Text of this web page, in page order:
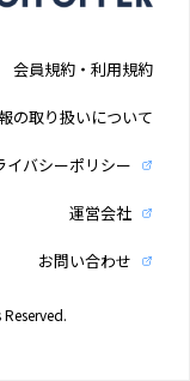
会員規約・利用規約
の取り扱いについて
イバシーポリシー
運営会社
お問い合わせ